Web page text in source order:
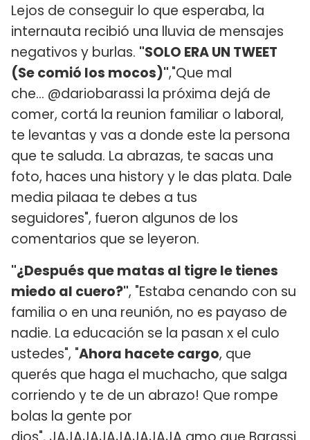
Lejos de conseguir lo que esperaba, la
internauta recibió una lluvia de mensajes
negativos y burlas. "SOLO ERA UN TWEET
(Se comió los mocos)","Que mal
che... @dariobarassi la próxima dejá de
comer, cortá la reunion familiar o laboral,
te levantas y vas a donde este la persona
que te saluda. La abrazas, te sacas una
foto, haces una history y le das plata. Dale
media pilaaa te debes a tus
seguidores", fueron algunos de los
comentarios que se leyeron.
"¿Después que matas al tigre le tienes
miedo al cuero?", "Estaba cenando con su
familia o en una reunión, no es payaso de
nadie. La educación se la pasan x el culo
ustedes", "Ahora hacete cargo, que
querés que haga el muchacho, que salga
corriendo y te de un abrazo! Que rompe
bolas la gente por